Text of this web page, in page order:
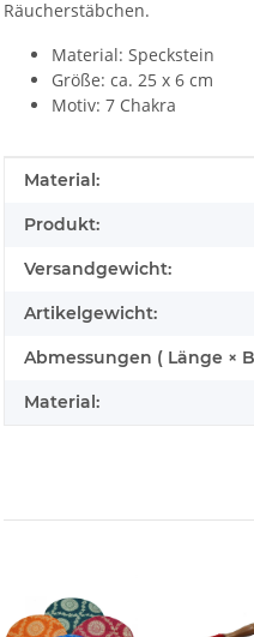
Räucherstäbchen.
Material: Speckstein
Größe: ca. 25 x 6 cm
Motiv: 7 Chakra
Produkteigenschaft
Wert
Material:
Produkt:
Versandgewicht:
Artikelgewicht:
Abmessungen ( Länge ×
Material: